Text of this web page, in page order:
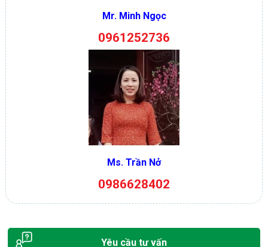
Mr. Minh Ngọc
0961252736
Ms. Trần Nở
0986628402
Yêu cầu tư vấn